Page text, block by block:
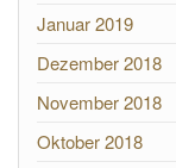
Januar 2019
Dezember 2018
November 2018
Oktober 2018